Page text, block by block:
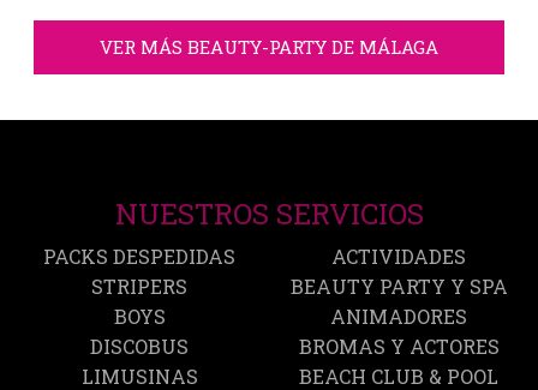
VER MÁS BEAUTY-PARTY DE MÁLAGA
NUESTROS SERVICIOS
PACKS DESPEDIDAS
STRIPERS
BOYS
DISCOBUS
LIMUSINAS
ACTIVIDADES
BEAUTY PARTY Y SPA
ANIMADORES
BROMAS Y ACTORES
BEACH CLUB & POOL